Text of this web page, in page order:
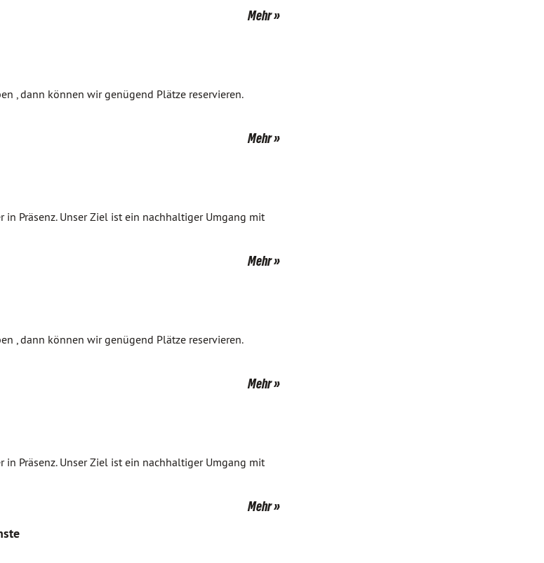
Mehr
, dann können wir genügend Plätze reservieren.
Mehr
Präsenz. Unser Ziel ist ein nachhaltiger Umgang mit
Mehr
, dann können wir genügend Plätze reservieren.
Mehr
Präsenz. Unser Ziel ist ein nachhaltiger Umgang mit
Mehr